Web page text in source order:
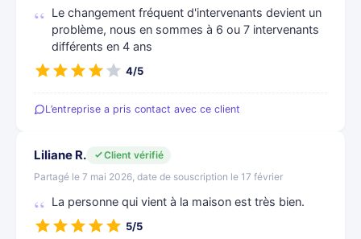
Le changement fréquent d'intervenants devient un
problème, nous en sommes à 6 ou 7 intervenants
différents en 4 ans
4/5
L’entreprise a pris contact avec ce client
Liliane R.
Client vérifié
Partagé le 7 mai 2026, date de souscription le 17 février
La personne qui vient à la maison est très bien.
5/5